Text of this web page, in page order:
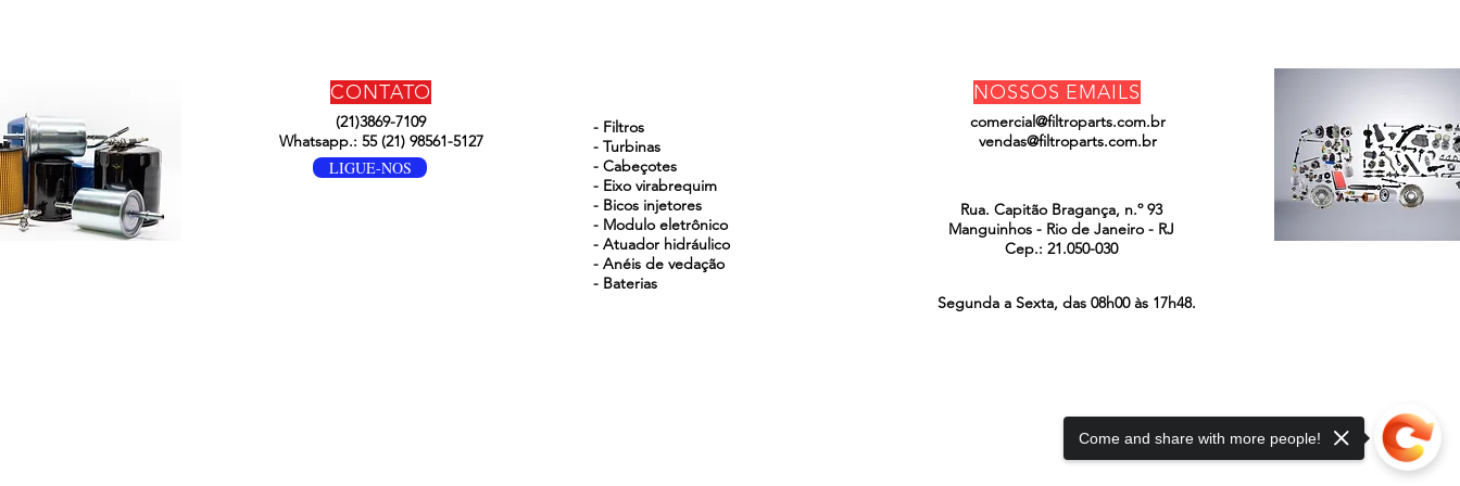
CONTATO
(21)3869-7109
Whatsapp.: 55 (21) 98561-5127
LIGUE-NOS
- Filtros
- Turbinas
- Cabeçotes
- Eixo virabrequim
- Bicos injetores
- Modulo eletrônico
- Atuador hidráulico
- Anéis de vedação
- Baterias
NOSSOS EMAILS
comercial@filtroparts.com.br
vendas@filtroparts.com.br
Rua. Capitão Bragança, n.º 93
Manguinhos - Rio de Janeiro - RJ
Cep.: 21.050-030
Segunda a Sexta, das 08h00 às 17h48.
Come and share with more people!